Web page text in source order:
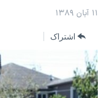
جهشورزشی
ویدیوها
فرهنگ و زندگی
جام جهانی ۲۰۲۶
بایگانی برنامه‌های تلویزیونی
مستندها
فرکانس‌های صدای آمریکا
پخش رادیویی
یادگیری زبان انگلیسی
دنبال کنید
۱۱ آبان ۱۳۸۹
اشتراک